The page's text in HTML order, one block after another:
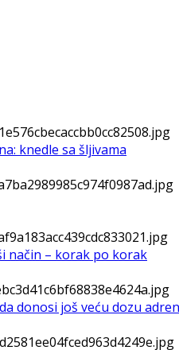
knedle sa šljivama
način – korak po korak
donosi još veću dozu